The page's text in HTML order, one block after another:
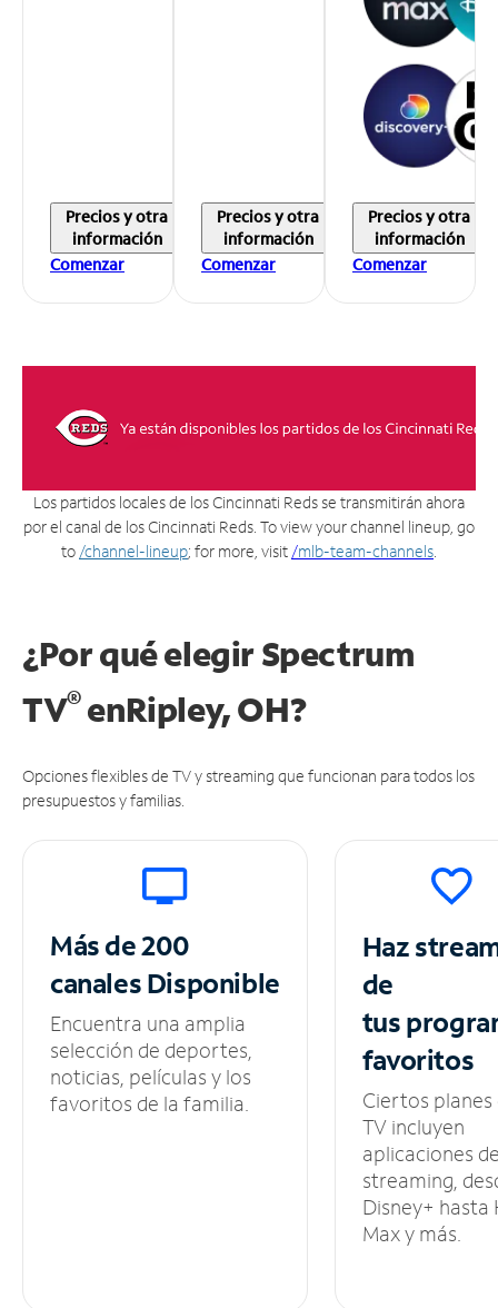
Precios y otra
información
Comenzar
Precios y otra
información
Comenzar
Precios y otra
información
Comenzar
Los partidos locales de los Cincinnati Reds se transmitirán ahora
por el canal de los Cincinnati Reds. To view your channel lineup, go
to /channel-lineup; for more, visit /mlb-team-channels
¿Por qué elegir Spectrum
TV®enRipley, OH?
Opciones flexibles de TV y streaming que funcionan para todos los
presupuestos y familias.
Más de 200
canalesDisponible
Encuentra una amplia
selección de deportes,
noticias, películas y los
favoritos de la familia.
Haz
de
tus
favoritos
Ciertos planes
TV incluyen
aplicaciones
streaming,
Disney+ hasta
Max y más.